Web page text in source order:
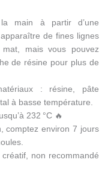
main à partir d’une
de fines lignes
mais vous pouvez
de résine pour plus de
: résine, pâte
à basse température.
232 °C 🔥
comptez environ 7 jours
non recommandé